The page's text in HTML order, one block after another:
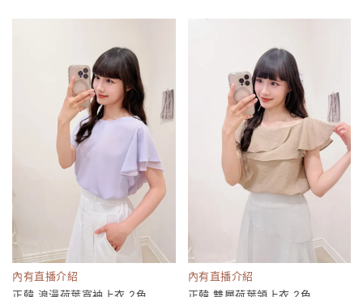
內有直播介紹
內有直播介紹